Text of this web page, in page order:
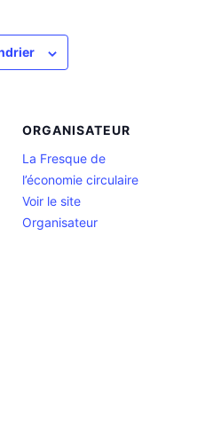
ORGANISATEUR
La Fresque de
l’économie circulaire
Voir le site
Organisateur